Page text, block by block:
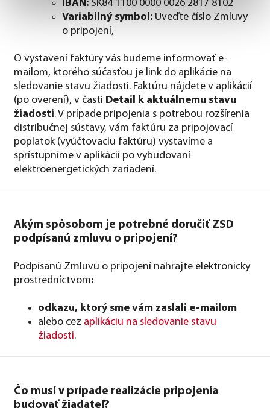
IBAN: SK84 1100 0000 0026 2817 8102
Variabilný symbol: Uveďte číslo Zmluvy
o pripojení,
O vystavení faktúry vás budeme informovať e-
mailom, ktorého súčasťou je link do aplikácie na
sledovanie stavu žiadosti. Faktúru nájdete v aplikácií
(po overení), v časti Detail k aktuálnemu stavu
žiadosti. V prípade pripojenia s potrebou rozšírenia
distribučnej sústavy, vám faktúru za pripojovací
poplatok (vyúčtovaciu faktúru) vystavíme a
sprístupníme v aplikácií po vybudovaní
elektroenergetických zariadení.
Akým spôsobom je potrebné doručiť ZSD
podpísanú zmluvu o pripojení?
Podpísanú Zmluvu o pripojení nahrajte elektronicky
prostredníctvom:
odkazu, ktorý sme vám zaslali e-mailom
alebo cez aplikáciu na sledovanie stavu
žiadosti.
Čo musí v prípade realizácie pripojenia
budovať žiadateľ?